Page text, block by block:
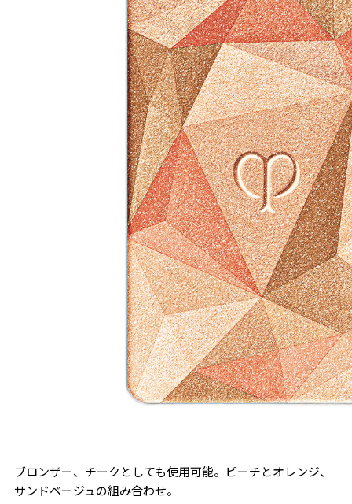
ブロンザー、チークとしても使用可能。ピーチとオレンジ、
サンドベージュの組み合わせ。